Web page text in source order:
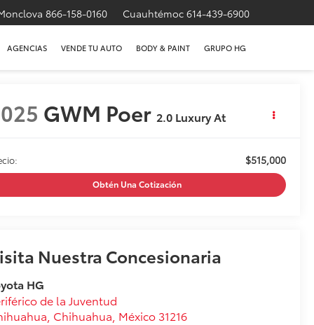
866-158-0160 Cuauhtémoc 614-439-6900
AGENCIAS VENDE TU AUTO BODY & PAINT GRUPO HG
GWM Poer 2.0 Luxury At
$515,000
Obtén Una Cotización
Nuestra Concesionaria
HG
de la Juventud
Chihuahua , México 31216